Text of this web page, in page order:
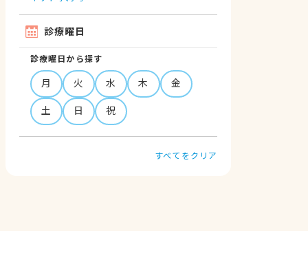
診療曜日
診療曜日から探す
月 火 水 木
金
土
日 祝
すべてをクリア